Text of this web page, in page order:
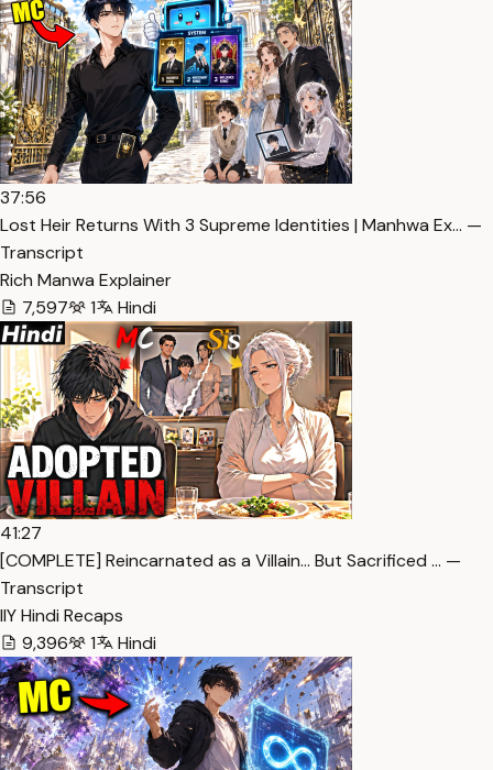
37:56
Lost Heir Returns With 3 Supreme Identities | Manhwa Ex… —
Transcript
Rich Manwa Explainer
7,597
1 Hindi
41:27
[COMPLETE] Reincarnated as a Villain… But Sacrificed … —
Transcript
IlY Hindi Recaps
9,396
1 Hindi